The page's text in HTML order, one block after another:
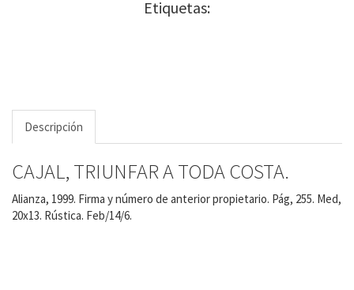
Etiquetas:
Descripción
CAJAL, TRIUNFAR A TODA COSTA.
Alianza, 1999. Firma y número de anterior propietario. Pág, 255. Med,
20x13. Rústica. Feb/14/6.